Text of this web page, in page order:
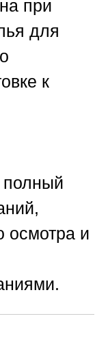
при
для
к
полный
осмотра и